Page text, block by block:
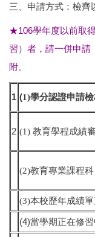
三、申請方式：檢齊
★106學年度以前取
習）者，請一併申請
附。
1 (1)學分認證申請
2 (1) 教育學程成績
(2)教育專業課程
(3)本校歷年成績單
(4)當學期正在修